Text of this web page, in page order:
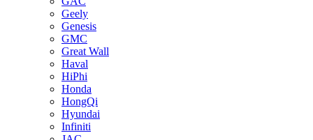
Geely
Genesis
GMC
Great Wall
Haval
HiPhi
Honda
HongQi
Hyundai
Infiniti